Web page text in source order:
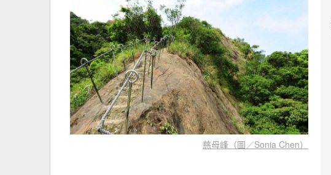
慈母峰（圖／Sonia Chen）